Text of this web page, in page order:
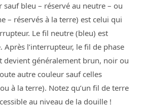
bleu – réservé au neutre – ou
– réservés à la terre) est celui qui
Le fil neutre (bleu) est
Après l’interrupteur, le fil de phase
devient généralement brun, noir ou
autre couleur sauf celles
à la terre). Notez qu’un fil de terre
au niveau de la douille !